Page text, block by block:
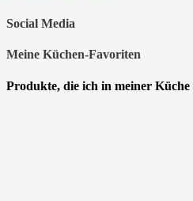
Social Media
Meine Küchen-Favoriten
Produkte, die ich in meiner Küche